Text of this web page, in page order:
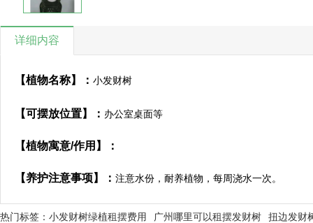
详细内容
【植物名称】： 小发财树
【可摆放位置】 ： 办公室桌面等
【植物寓意/作用】：
【养护注意事项】： 注意水份，耐养植物，每周浇水一次。
热门标签： 小发财树绿植租摆费用 广州哪里可以租摆发财树 扭边发财